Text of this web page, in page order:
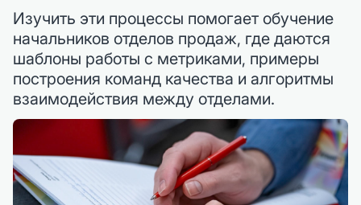
Изучить эти процессы помогает обучение
начальников отделов продаж, где даются
шаблоны работы с метриками, примеры
построения команд качества и алгоритмы
взаимодействия между отделами.